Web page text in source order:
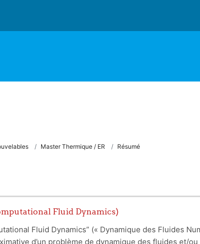
Master Thermique / ER Résumé
Fluid Dynamics)
Fluid Dynamics” (« Dynamique des Fluides
d’un problème de dynamique des fluides et/